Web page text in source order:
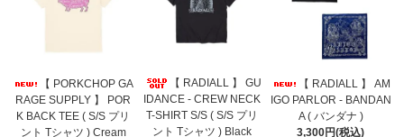
【 PORKCHOP GA
RAGE SUPPLY 】 POR
K BACK TEE ( S/S プリ
ント Tシャツ ) Cream
【 RADIALL 】 GU
IDANCE - CREW NECK
T-SHIRT S/S ( S/S プリ
ント Tシャツ ) Black
【 RADIALL 】 AM
IGO PARLOR - BANDAN
A ( バンダナ )
3,300円(税込)